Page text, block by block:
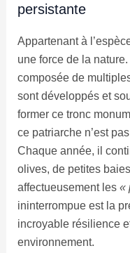
persistante
Appartenant à
une force de la
composée de
sont développés et
former ce tronc
ce patriarche n’est
Chaque année, il
olives, de petites
affectueusement les «
ininterrompue est la
incroyable résilience
environnement.